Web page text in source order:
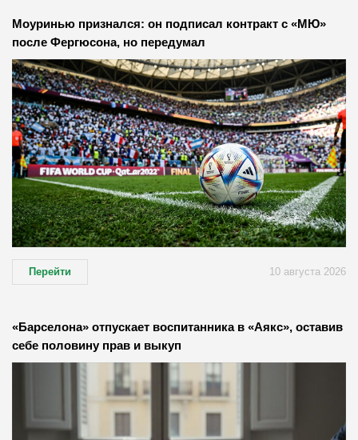
Моуринью признался: он подписал контракт с «МЮ»
после Фергюсона, но передумал
Перейти 10 августа 2026
«Барселона» отпускает воспитанника в «Аякс», оставив
себе половину прав и выкуп